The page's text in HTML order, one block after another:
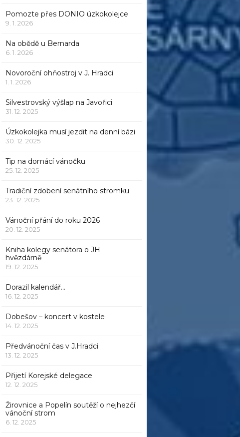
Pomozte přes DONIO úzkokolejce
9. 1. 2026
Na obědě u Bernarda
6. 1. 2026
Novoroční ohňostroj v J. Hradci
1. 1. 2026
Silvestrovský výšlap na Javořici
31. 12. 2025
Úzkokolejka musí jezdit na denní bázi
30. 12. 2025
Tip na domácí vánočku
25. 12. 2025
Tradiční zdobení senátního stromku
23. 12. 2025
Vánoční přání do roku 2026
20. 12. 2025
Kniha kolegy senátora o JH
hvězdárně
19. 12. 2025
Dorazil kalendář…
16. 12. 2025
Dobešov – koncert v kostele
14. 12. 2025
Předvánoční čas v J.Hradci
13. 12. 2025
Přijetí Korejské delegace
12. 12. 2025
Žirovnice a Popelín soutěží o nejhezčí
vánoční strom
6. 12. 2025